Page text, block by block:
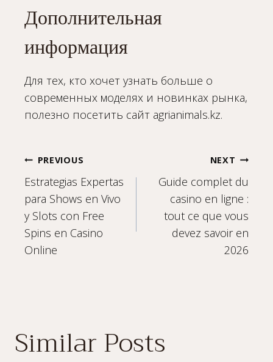
Дополнительная
информация
Для тех, кто хочет узнать больше о
современных моделях и новинках рынка,
полезно посетить сайт agrianimals.kz.
Post
navigation
PREVIOUS
Estrategias Expertas
para Shows en Vivo
y Slots con Free
Spins en Casino
Online
NEXT
Guide complet du
casino en ligne :
tout ce que vous
devez savoir en
2026
Similar Posts